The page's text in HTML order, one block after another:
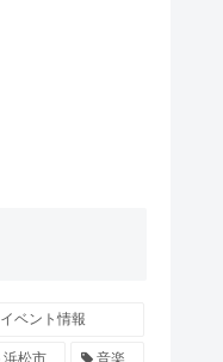
イベント情報
浜松市 音楽